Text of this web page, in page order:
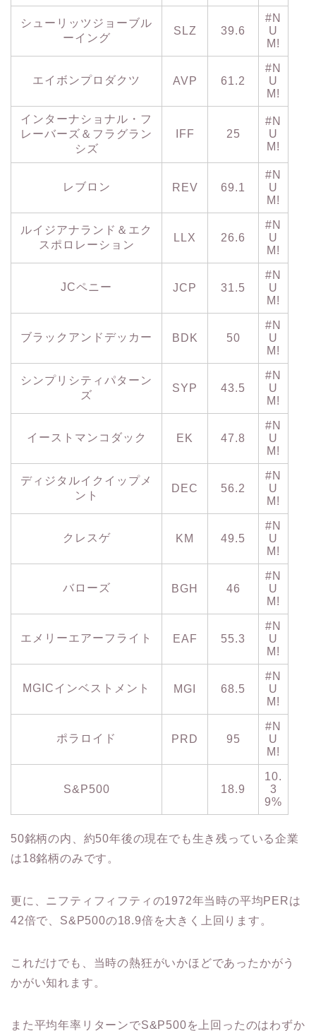
シューリッツジョーブル
ーイング
SLZ 39.6
#N
U
M!
エイボンプロダクツ AVP 61.2
#N
U
M!
インターナショナル・フ
レーバーズ＆フラグラン
シズ
IFF 25
#N
U
M!
レブロン REV 69.1
#N
U
M!
ルイジアナランド＆エク
スポロレーション
LLX 26.6
#N
U
M!
JCペニー JCP 31.5
#N
U
M!
ブラックアンドデッカー BDK 50
#N
U
M!
シンプリシティパターン
ズ
SYP 43.5
#N
U
M!
イーストマンコダック EK 47.8
#N
U
M!
ディジタルイクイップメ
ント
DEC 56.2
#N
U
M!
クレスゲ KM 49.5
#N
U
M!
バローズ BGH 46
#N
U
M!
エメリーエアーフライト EAF 55.3
#N
U
M!
MGICインベストメント MGI 68.5
#N
U
M!
ポラロイド PRD 95
#N
U
M!
S&P500 18.9
10.
3
9%
50銘柄の内、約50年後の現在でも生き残っている企業
は18銘柄のみです。
更に、ニフティフィフティの1972年当時の平均PERは
42倍で、S&P500の18.9倍を大きく上回ります。
これだけでも、当時の熱狂がいかほどであったかがう
かがい知れます。
また平均年率リターンでS&P500を上回ったのはわずか